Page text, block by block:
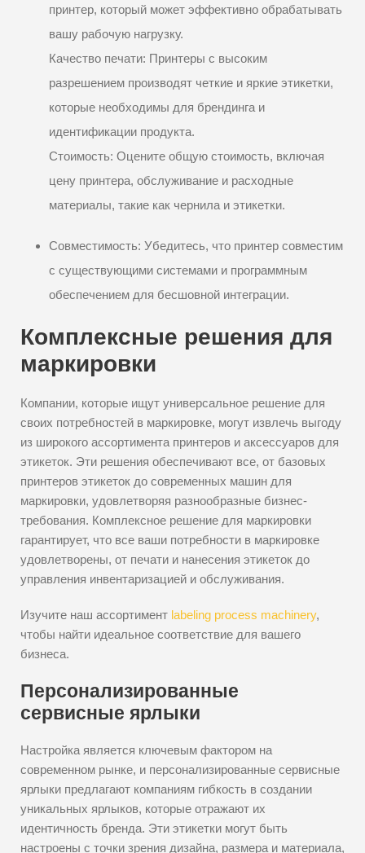
принтер, который может эффективно обрабатывать
вашу рабочую нагрузку.
Качество печати: Принтеры с высоким
разрешением производят четкие и яркие этикетки,
которые необходимы для брендинга и
идентификации продукта.
Стоимость: Оцените общую стоимость, включая
цену принтера, обслуживание и расходные
материалы, такие как чернила и этикетки.
Совместимость: Убедитесь, что принтер совместим
с существующими системами и программным
обеспечением для бесшовной интеграции.
Комплексные решения для
маркировки
Компании, которые ищут универсальное решение для
своих потребностей в маркировке, могут извлечь выгоду
из широкого ассортимента принтеров и аксессуаров для
этикеток. Эти решения обеспечивают все, от базовых
принтеров этикеток до современных машин для
маркировки, удовлетворяя разнообразные бизнес-
требования. Комплексное решение для маркировки
гарантирует, что все ваши потребности в маркировке
удовлетворены, от печати и нанесения этикеток до
управления инвентаризацией и обслуживания.
Изучите наш ассортимент labeling process machinery,
чтобы найти идеальное соответствие для вашего
бизнеса.
Персонализированные
сервисные ярлыки
Настройка является ключевым фактором на
современном рынке, и персонализированные сервисные
ярлыки предлагают компаниям гибкость в создании
уникальных ярлыков, которые отражают их
идентичность бренда. Эти этикетки могут быть
настроены с точки зрения дизайна, размера и материала,